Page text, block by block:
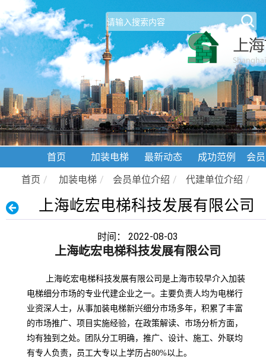
首页 加装电梯 最新动态 成功范例
会
首页 / 加装电梯 / 会员单位介绍 / 代建单位介绍 /
上海屹宏电梯科技发展有限公司
时间： 2022-08-03
上海屹宏电梯科技发展有限公司
上海屹宏电梯科技发展有限公司是上海市较早介入加装
电梯细分市场的专业代建企业之一。主要负责人均为电梯行
业资深人士，从事加装电梯新兴细分市场多年，积累了丰富
的市场推广、项目实施经验，在政策解读、市场分析方面，
均有独到之处。团队分工明确，推广、设计、施工、外联均
有专人负责，员工大专以上学历占80%以上。